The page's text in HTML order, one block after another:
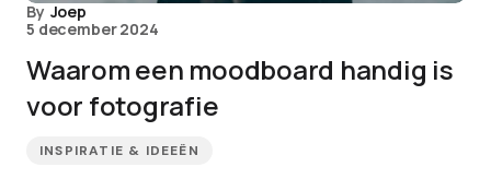
By Joep
5 december 2024
Waarom een moodboard handig is
voor fotografie
INSPIRATIE & IDEEËN